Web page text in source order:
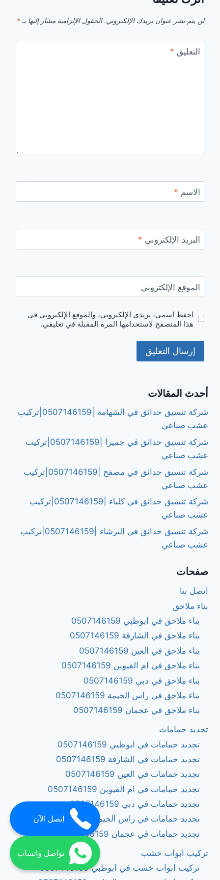
لن يتم نشر عنوان بريدك الإلكتروني. الحقول الإلزامية مشار إليها بـ *
التعليق *
الاسم *
البريد الإلكتروني *
الموقع الإلكتروني
احفظ اسمي، بريدي الإلكتروني، والموقع الإلكتروني في
هذا المتصفح لاستخدامها المرة المقبلة في تعليقي.
أحدث المقالات
شركة تنسيق حدائق في الشهامة |0507146159|تركيب
عشب صناعي
شركة تنسيق حدائق في جميرا |0507146159|تركيب
عشب صناعي
شركة تنسيق حدائق في مصفح |0507146159|تركيب
عشب صناعي
شركة تنسيق حدائق في كلباء |0507146159|تركيب
عشب صناعي
شركة تنسيق حدائق في البرشاء |0507146159|تركيب
عشب صناعي
صفحات
اتصل بنا
بناء ملاحق
بناء ملاحق في ابوظبي 0507146159
بناء ملاحق في الشارقة 0507146159
بناء ملاحق في العين 0507146159
بناء ملاحق في ام القيوين 0507146159
بناء ملاحق في دبي 0507146159
بناء ملاحق في راس الخيمة 0507146159
بناء ملاحق في عجمان 0507146159
تجديد حمامات
تجديد حمامات في ابوظبي 0507146159
تجديد حمامات في الشارقة 0507146159
تجديد حمامات في العين 0507146159
تجديد حمامات في ام القيوين 0507146159
تجديد حمامات في دبي 0507146159
تجديد حمامات في راس الخيمة 0507146159
تجديد حمامات في عجمان 0507146159
تركيب ابواب خشب
تركيب ابواب خشب في ابوظبي 0507146159
اتصل الآن
تواصل واتساب